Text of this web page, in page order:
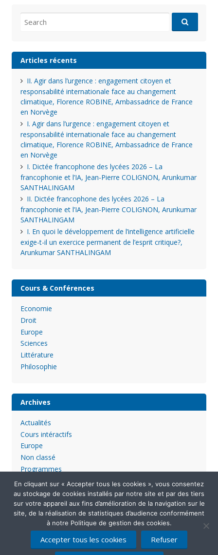
for:
Articles récents
II. Agir dans l’urgence : engagement citoyen et
responsabilité internationale face au changement
climatique, Florence ROBINE, Ambassadrice de France
en Norvège
I. Agir dans l’urgence : engagement citoyen et
responsabilité internationale face au changement
climatique, Florence ROBINE, Ambassadrice de France
en Norvège
I. Dictée francophone des lycées 2026 – La
francophonie et l’IA, Jean-Pierre COLIGNON, Arunkumar
SANTHALINGAM
II. Dictée francophone des lycées 2026 – La
francophonie et l’IA, Jean-Pierre COLIGNON, Arunkumar
SANTHALINGAM
I. En quoi le développement de l’intelligence artificielle
exige-t-il un exercice permanent de l’esprit critique?,
Arunkumar SANTHALINGAM
Cours & Conférences
Economie
Droit
Europe
Sciences
Littérature
Philosophie
Archives
Actualités
Cours intéractifs
Europe
Non classé
Programmes
Mentions légales Politique de confidentialité
En cliquant sur « Accepter tous les cookies », vous consentez
au stockage de cookies installés par notre site et par des tiers
sur votre appareil aux fins d’amélioration de la navigation sur le
site, de la réalisation de statistiques d’audience conformément
à notre Politique de gestion des cookies.
Accepter tous les cookies Refuser